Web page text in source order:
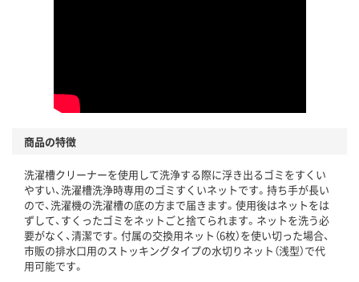
商品の特徴
洗濯槽クリーナーを使用して洗浄する際に浮き出るゴミをすくい
やすい、洗濯槽洗浄時専用のゴミすくいネットです。持ち手が長い
ので、洗濯機の洗濯槽の底の方まで届きます。使用後はネットをは
ずして、すくったゴミをネットごと捨てられます。ネットを洗う必
要がなく、清潔です。付属の交換用ネット（6枚）を使い切った場合、
市販の排水口用のストッキングタイプの水切りネット（浅型）で代
用可能です。